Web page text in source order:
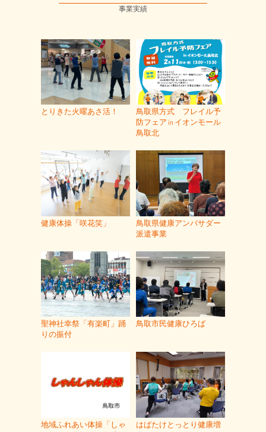
事業実績
とりきた火曜あさ活！
鳥取県方式 フレイル予
防フェア㏌イオンモール
鳥取北
健康体操「咲花笑」
鳥取県健康アンバサダー
派遣事業
聖神社幸祭「有楽町」踊
りの振付
鳥取市民健康ひろば
地域ふれあい体操「しゃ
はばたけとっとり健康増